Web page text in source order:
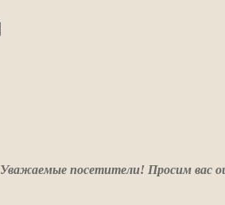
Уважаемые посетители! Просим вас